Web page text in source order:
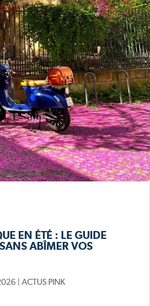
EN ÉTÉ : LE GUIDE
ABÎMER VOS
| ACTUS PINK